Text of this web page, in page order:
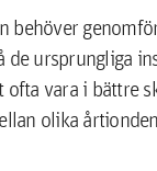
behöver
de ursprungliga
vara i bättre
olika